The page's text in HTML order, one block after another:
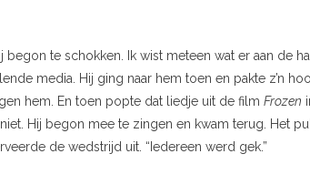
begon te schokken. Ik wist meteen wat er aan de
media. Hij ging naar hem toen en pakte z’n
hem. En toen popte dat liedje uit de film Frozen
Hij begon mee te zingen en kwam terug. Het
de wedstrijd uit. “Iedereen werd gek.”